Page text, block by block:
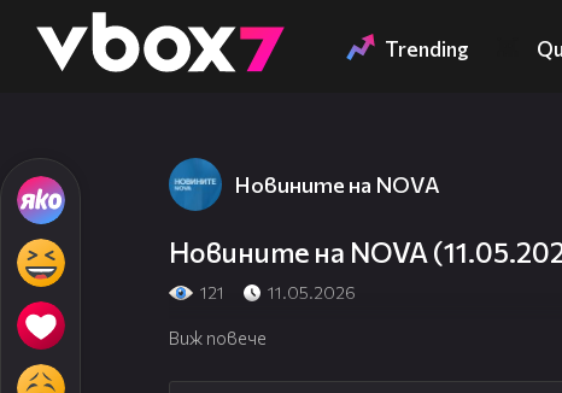
👾 Trending
Новините на NOVA
Новините на NOVA
121 11.05.2026
Виж повече